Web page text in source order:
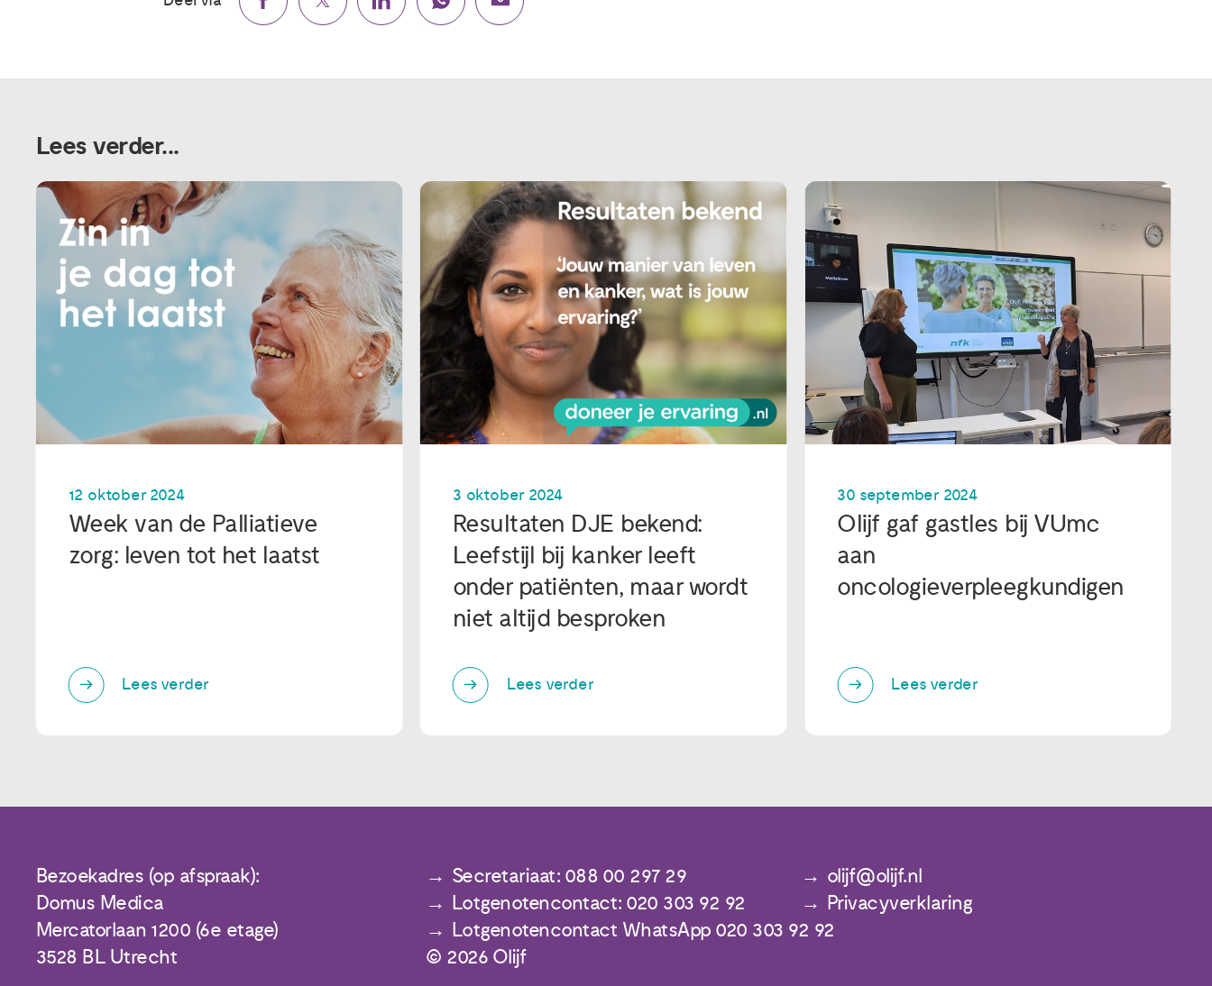
Lees verder...
12 oktober 2024
Week van de Palliatieve
zorg: leven tot het laatst
Lees verder
3 oktober 2024
Resultaten DJE bekend:
Leefstijl bij kanker leeft
onder patiënten, maar wordt
niet altijd besproken
Lees verder
30 september 2024
Olijf gaf gastles bij VUmc
aan
oncologieverpleegkundigen
Lees verder
Bezoekadres (op afspraak):
Domus Medica
Mercatorlaan 1200 (6e etage)
3528 BL Utrecht
Secretariaat: 088 00 297 29
olijf@olijf.nl
Lotgenotencontact: 020 303 92 92
Privacyverklaring
Lotgenotencontact WhatsApp 020 303 92 92
© 2026 Olijf